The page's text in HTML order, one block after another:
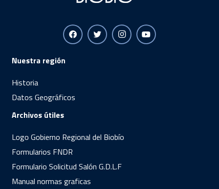
Nuestra región
Historia
Datos Geográficos
Archivos útiles
Logo Gobierno Regional del Biobío
Formularios FNDR
Formulario Solicitud Salón G.D.L.F
Manual normas graficas